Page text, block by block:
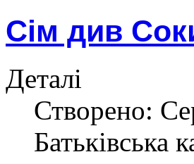
Сім див
Деталі
Створено:
Батьківська